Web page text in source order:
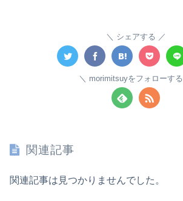
シェアする
morimitsuyをフォローする
関連記事
関連記事は見つかりませんでした。